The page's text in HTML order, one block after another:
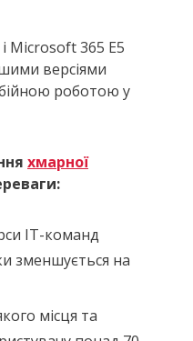
Microsoft 365 E5
версіями
роботою у
хмарної
IT-команд
зменшується на
місця та